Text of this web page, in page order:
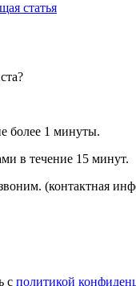
статья
более 1 минуты.
в течение 15 минут.
(контактная
с политикой